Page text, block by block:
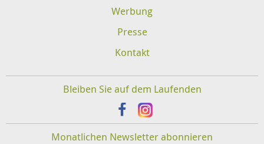
Werbung
Presse
Kontakt
Bleiben Sie auf dem Laufenden
Monatlichen Newsletter abonnieren